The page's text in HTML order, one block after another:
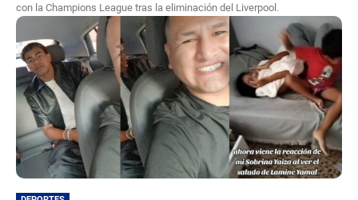
con la Champions League tras la eliminación del Liverpool.